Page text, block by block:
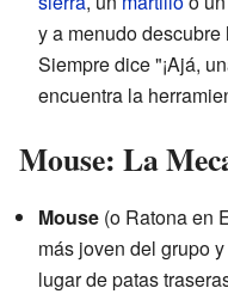
y a menudo
Siempre dice "¡Ajá,
encuentra la
Mouse: La
Mouse (o Ratona en
más joven del grupo
lugar de patas